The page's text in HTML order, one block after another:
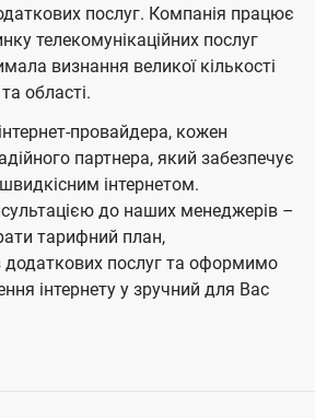
послуг. Компанія працює
телекомунікаційних послуг
визнання великої кількості
області.
провайдера, кожен
партнера, який забезпечує
інтернетом.
до наших менеджерів –
тарифний план,
додаткових послуг та оформимо
інтернету у зручний для Вас